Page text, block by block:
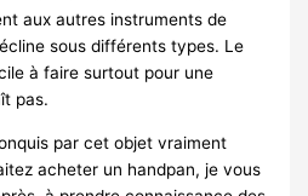
aux autres instruments de
sous différents types. Le
à faire surtout pour une
pas.
par cet objet vraiment
acheter un handpan, je vous